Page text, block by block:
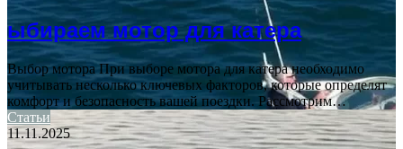
ыбираем мотор для катера
Выбор мотора При выборе мотора для катера необходимо
учитывать несколько ключевых факторов, которые определят
комфорт и безопасность вашей поездки. Рассмотрим…
Статьи
11.11.2025